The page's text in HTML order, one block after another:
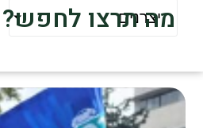
יצרנים
מה תרצו לחפש?